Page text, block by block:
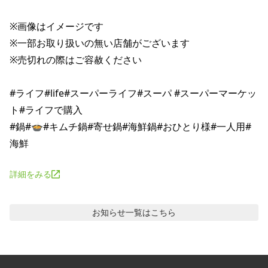
※画像はイメージです
※一部お取り扱いの無い店舗がございます
※売切れの際はご容赦ください
#ライフ#life#スーパーライフ#スーパ #スーパーマーケッ
ト#ライフで購入
#鍋#🍲#キムチ鍋#寄せ鍋#海鮮鍋#おひとり様#一人用#
詳細をみる
お知らせ一覧はこちら